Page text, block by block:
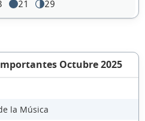
21 29
Octubre 2025
la Música